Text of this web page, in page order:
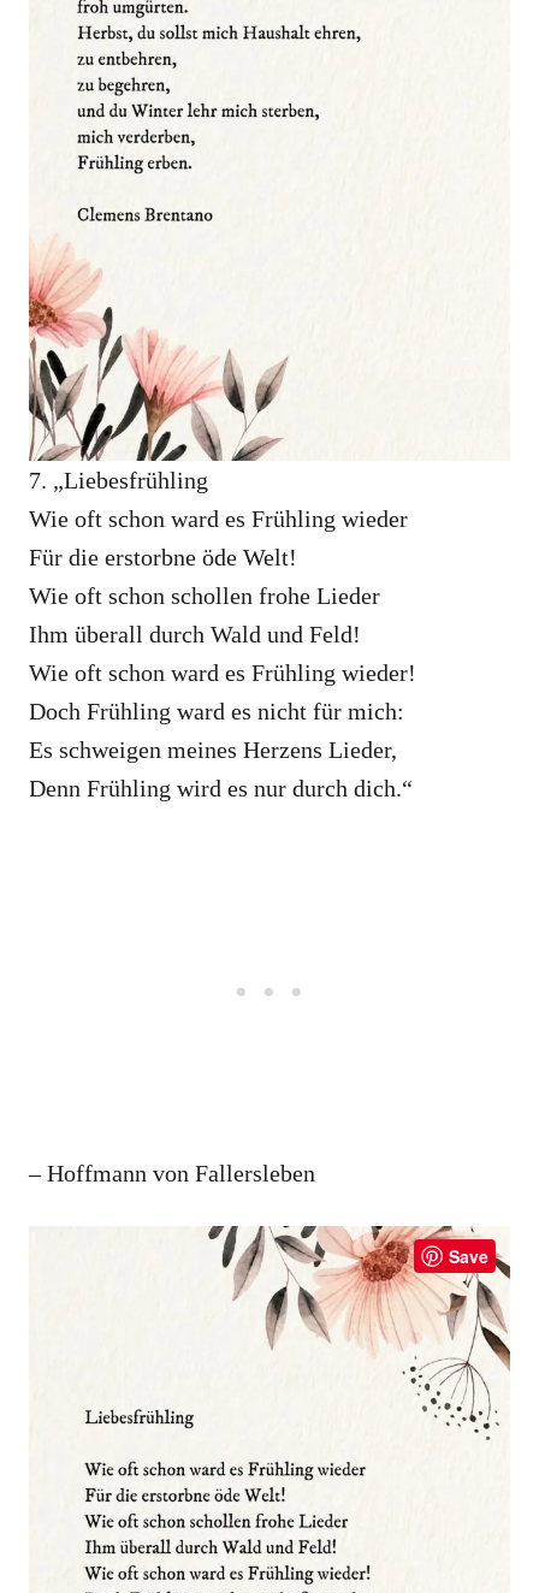
7. „Liebesfrühling
Wie oft schon ward es Frühling wieder
Für die erstorbne öde Welt!
Wie oft schon schollen frohe Lieder
Ihm überall durch Wald und Feld!
Wie oft schon ward es Frühling wieder!
Doch Frühling ward es nicht für mich:
Es schweigen meines Herzens Lieder,
Denn Frühling wird es nur durch dich.“
– Hoffmann von Fallersleben
Save